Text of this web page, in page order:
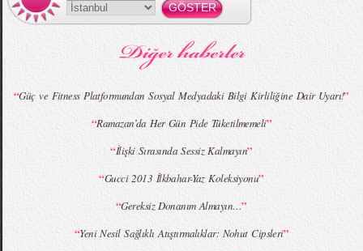
MBFWI - Gülçin Çengel 2015 Yaz
MBFWI - Zeynep Erdoğan 2015 Yaz
MBFWI - Giray Sepin 2015 Yaz Koleksiyonu MBFWI - Burçe Bekrek 2015 Yaz Koleksiyonu
“Güç ve Fitness Platformundan Sosyal Medyadaki Bilgi Kirliliğine Dair Uyarı!”
“Ramazan’da Her Gün Pide Tüketilmemeli”
“İlişki Sırasında Sessiz Kalmayın”
“Gucci 2013 İlkbahar-Yaz Koleksiyonu”
“Gereksiz Donanım Almayın…”
“Yeni Nesil Sağlıklı Atıştırmalıklar: Nohut Cipsleri”